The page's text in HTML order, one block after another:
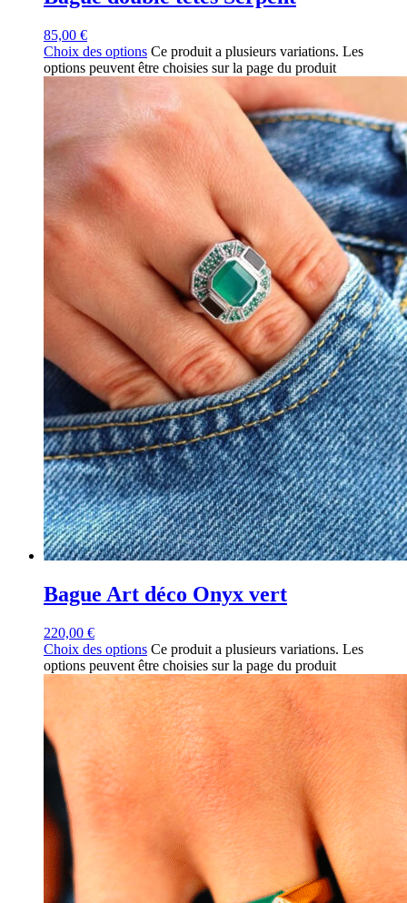
85,00 €
Choix des options Ce produit a plusieurs variations. Les
options peuvent être choisies sur la page du produit
Bague Art déco Onyx vert
220,00 €
Choix des options Ce produit a plusieurs variations. Les
options peuvent être choisies sur la page du produit